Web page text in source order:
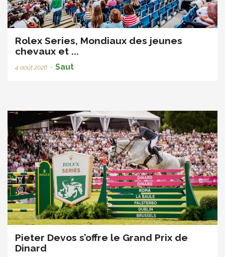
Rolex Series, Mondiaux des jeunes
chevaux et ...
4 août 2026 • Saut
Pieter Devos s’offre le Grand Prix de
Dinard